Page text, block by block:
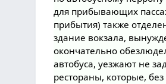
для прибывающих
прибытия) также
здание вокзала,
окончательно
автобуса, уезжают не
рестораны, которые,